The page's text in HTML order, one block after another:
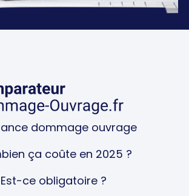
dommage ouvrage
ça coûte en 2025 ?
Est-ce obligatoire ?